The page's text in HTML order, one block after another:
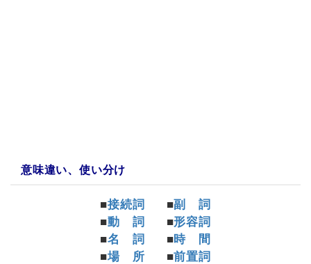
意味違い、使い分け
■接続詞 ■副 詞
■動 詞 ■形容詞
■名 詞 ■時 間
■場 所 ■前置詞